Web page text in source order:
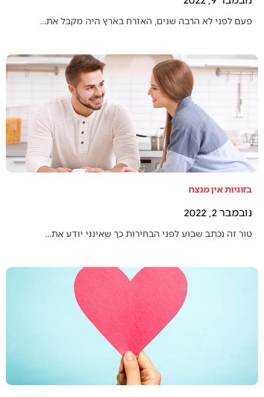
פעם לפני לא הרבה שנים, האזרח בארץ היה מקבל את…
בזוגיות אין מנצח
נובמבר 2, 2022
טור זה נכתב שבוע לפני הבחירות כך שאינני יודע את…